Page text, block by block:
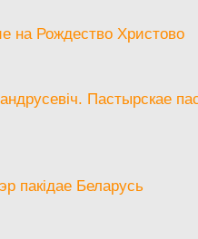
на Рождество Христово
Пастырскае
пакідае Беларусь